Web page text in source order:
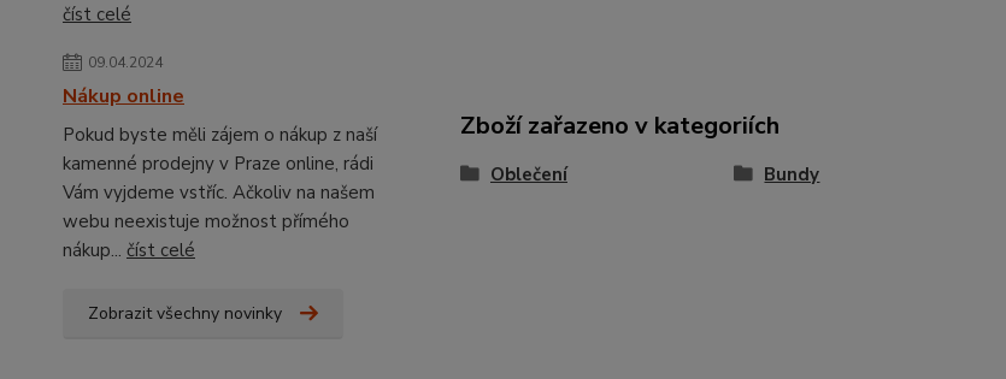
číst celé
09.04.2024
Nákup online
Pokud byste měli zájem o nákup z naší
kamenné prodejny v Praze online, rádi
Vám vyjdeme vstříc. Ačkoliv na našem
webu neexistuje možnost přímého
nákup... číst celé
Zobrazit všechny novinky
Zboží zařazeno v kategoriích
Oblečení Bundy